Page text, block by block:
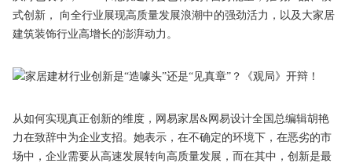
式创新， 向全行业展现高质量发展浪潮中的强劲活力，以及大家居
建筑装饰行业高增长的澎湃动力。
从如何实现真正创新的维度，网易家居&网易设计全国总编辑胡艳
力在致辞中为企业支招。她表示，在不确定的环境下，在恶劣的市
场中，企业需要从高速发展转向高质量发展，而在其中，创新是最